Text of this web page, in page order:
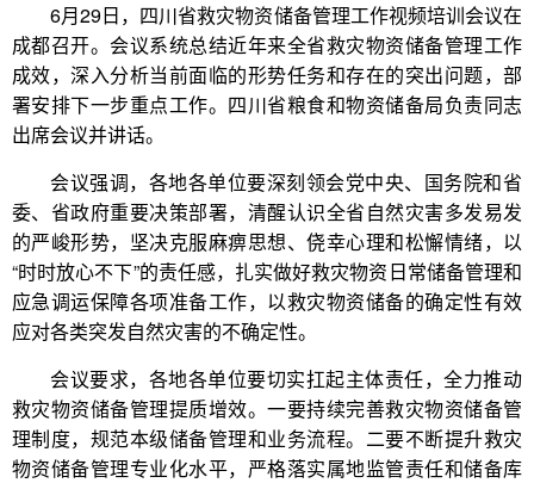
6月29日，四川省救灾物资储备管理工作视频培训会议在
成都召开。会议系统总结近年来全省救灾物资储备管理工作
成效，深入分析当前面临的形势任务和存在的突出问题，部
署安排下一步重点工作。四川省粮食和物资储备局负责同志
出席会议并讲话。
会议强调，各地各单位要深刻领会党中央、国务院和省
委、省政府重要决策部署，清醒认识全省自然灾害多发易发
的严峻形势，坚决克服麻痹思想、侥幸心理和松懈情绪，以
“时时放心不下”的责任感，扎实做好救灾物资日常储备管理和
应急调运保障各项准备工作，以救灾物资储备的确定性有效
应对各类突发自然灾害的不确定性。
会议要求，各地各单位要切实扛起主体责任，全力推动
救灾物资储备管理提质增效。一要持续完善救灾物资储备管
理制度，规范本级储备管理和业务流程。二要不断提升救灾
物资储备管理专业化水平，严格落实属地监管责任和储备库